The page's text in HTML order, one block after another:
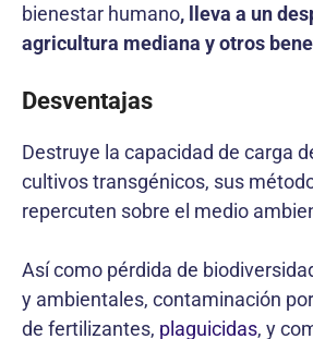
bienestar humano, lleva a un
agricultura mediana y otros
Desventajas
Destruye la capacidad de carga
cultivos transgénicos, sus
repercuten sobre el medio
Así como pérdida de
y ambientales, contaminación
de fertilizantes, plaguicidas, y